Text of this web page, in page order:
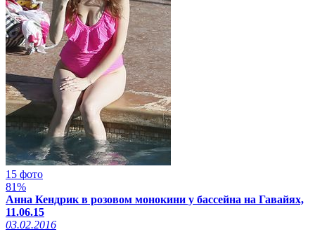
15 фото
81%
Анна Кендрик в розовом монокини у бассейна на Гавайях,
11.06.15
03.02.2016